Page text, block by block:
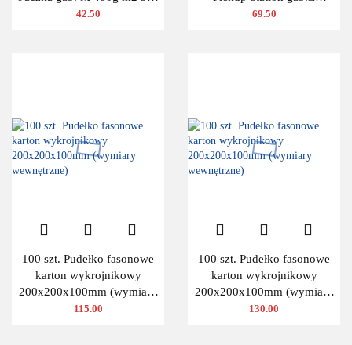
10 szt.
42.50
480g/m2 3W 10 szt.
69.50
100 szt. Pudełko fasonowe
karton wykrojnikowy
200x200x100mm (wymiary
wewnętrzne)
115.00
100 szt. Pudełko fasonowe
karton wykrojnikowy
200x200x100mm (wymiary
wewnętrzne)
130.00